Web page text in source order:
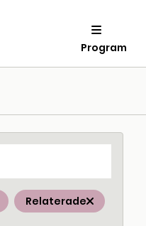
Program
Relaterade